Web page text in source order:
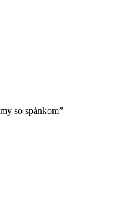
so spánkom”